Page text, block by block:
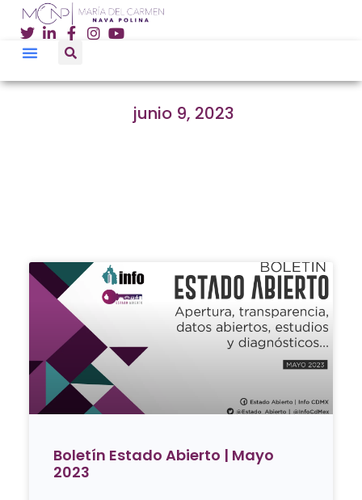
junio 9, 2023
Boletín Estado Abierto | Mayo
2023